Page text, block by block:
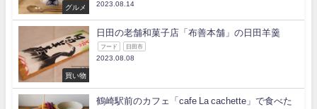
グルメ 2023.08.14
買い物
日田の老舗和菓子店「布善本舗」の日田羊羹
フード 日田市
2023.08.08
鶴崎駅前のカフェ「cafe La cachette」で食べた